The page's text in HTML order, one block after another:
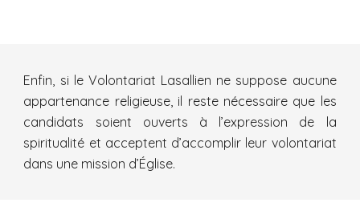
Enfin, si le Volontariat Lasallien ne suppose aucune
appartenance religieuse, il reste nécessaire que les
candidats soient ouverts à l’expression de la
spiritualité et acceptent d’accomplir leur volontariat
dans une mission d’Église.